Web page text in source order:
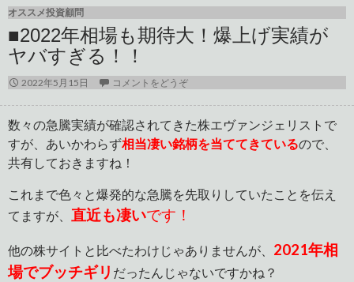
オススメ投資顧問
■2022年相場も期待大！爆上げ実績が
ヤバすぎる！！
2022年5月15日 コメントをどうぞ
数々の急騰実績が確認されてきた株エヴァンジェリストで
すが、あいかわらず相当凄い銘柄を当ててきているので、
共有しておきますね！
これまで色々と爆発的な急騰を先取りしていたことを伝え
てますが、 直近も凄いです！
他の株サイトと比べたわけじゃありませんが、 2021年相
場でブッチギリ だったんじゃないですかね？